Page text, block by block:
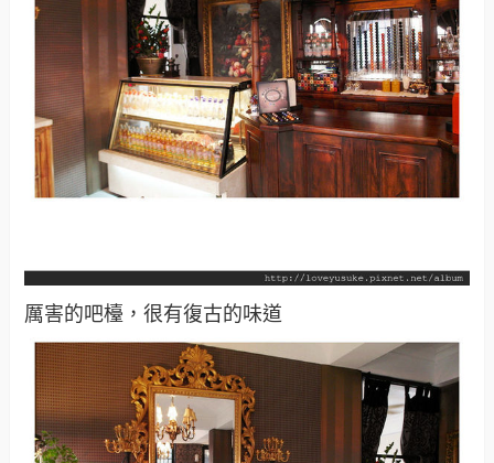
厲害的吧檯，很有復古的味道